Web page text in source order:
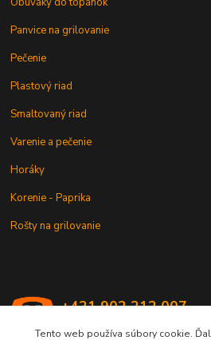
Panvice na grilovanie
Pečenie
Plastový riad
Smaltovaný riad
Varenie a pečenie
Horáky
Korenie - Paprika
Rošty na grilovanie
+421 902 212 007
Tento web používa súbory cookie.